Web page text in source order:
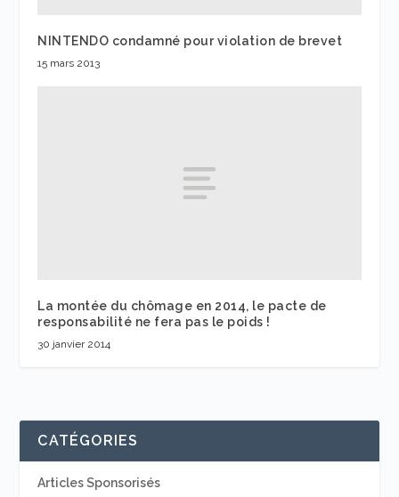
NINTENDO condamné pour violation de brevet
15 mars 2013
La montée du chômage en 2014, le pacte de
responsabilité ne fera pas le poids !
30 janvier 2014
CATÉGORIES
Articles Sponsorisés